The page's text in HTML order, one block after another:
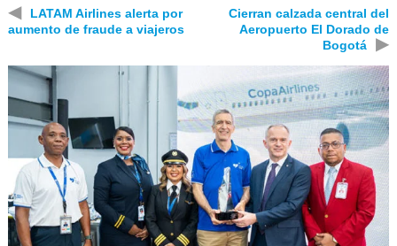
◀
LATAM Airlines alerta por
aumento de fraude a viajeros
Cierran calzada central del
Aeropuerto El Dorado de
Bogotá
▶